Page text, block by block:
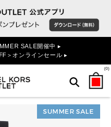
SALE開催中 ▸
＞オンラインセール ▸
(0)
検索
SUMMER SALE